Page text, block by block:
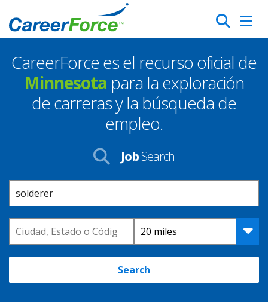
to
main
content
Search
Homepage
CareerForce es el recurso oficial de
Minnesota para la exploración
de carreras y la búsqueda de
empleo.
JobSearch
Keyword
Location Distance
Search